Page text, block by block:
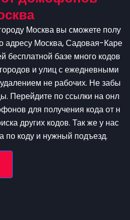
Москва вы сможете полу
адресу Москва, Садовая-Каре
бесплатной базе много кодов
и улиц с ежедневными
не рабочих. Не забы
Перейдите по ссылки на онл
для получения кода от н
других кодов. Так же у нас
по коду и нужный подъезд.